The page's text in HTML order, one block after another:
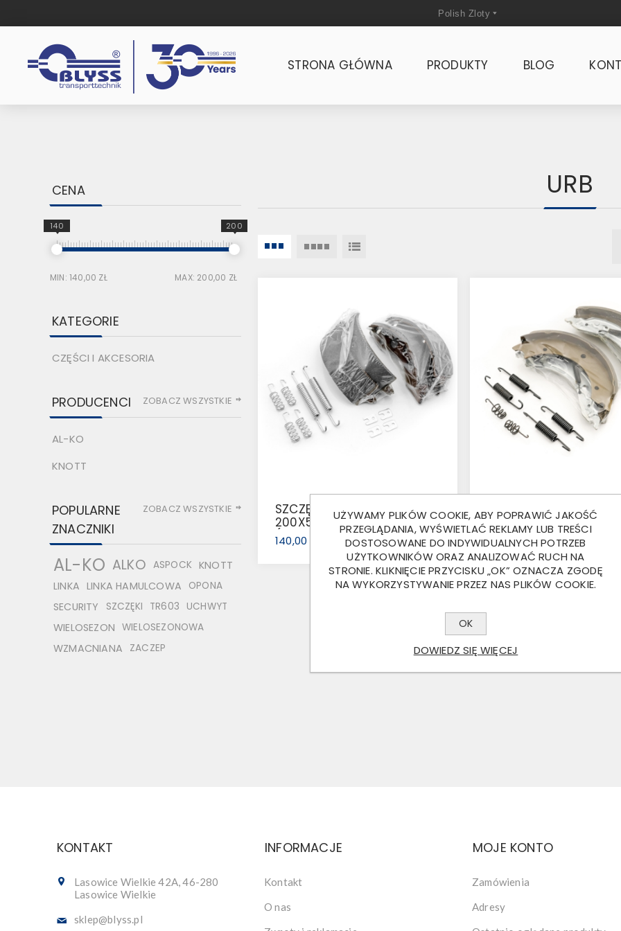
STRONA GŁÓWNA PRODUKTY BLOG
URB
SZCZĘKI HAMULCOWE
200X50 TYP AL-KO URB
(109109)
140,00 ZŁ
SZCZĘKI HAMULCOWE
250X40 TYP KNOTT
839-4)
200,00 ZŁ
CENA
MIN: 140,00 ZŁ MAX: 200,00 ZŁ
140 200
KATEGORIE
CZĘŚCI I AKCESORIA
PRODUCENCI
AL-KO
KNOTT
ZOBACZ WSZYSTKIE
POPULARNE
ZNACZNIKI
AL-KO ALKO ASPOCK KNOTT
LINKA LINKA HAMULCOWA OPONA
SECURITY SZCZĘKI TR603 UCHWYT
WIELOSEZON WIELOSEZONOWA
WZMACNIANA ZACZEP
ZOBACZ WSZYSTKIE
KONTAKT
Lasowice Wielkie 42A, 46-280
Lasowice Wielkie
sklep@blyss.pl
INFORMACJE
Kontakt
O nas
MOJE KONTO
Zamówienia
Adresy
UŻYWAMY PLIKÓW COOKIE, ABY POPRAWIĆ JAKOŚĆ
PRZEGLĄDANIA, WYŚWIETLAĆ REKLAMY LUB TREŚCI
DOSTOSOWANE DO INDYWIDUALNYCH POTRZEB
UŻYTKOWNIKÓW ORAZ ANALIZOWAĆ RUCH NA
STRONIE. KLIKNIĘCIE PRZYCISKU „OK” OZNACZA ZGODĘ
NA WYKORZYSTYWANIE PRZEZ NAS PLIKÓW COOKIE.
OK
DOWIEDZ SIĘ WIĘCEJ